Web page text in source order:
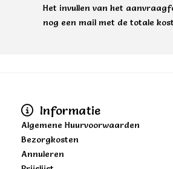
Het invullen van het
nog een mail met de totale
Informatie
Algemene Huurvoorwaarden
Bezorgkosten
Annuleren